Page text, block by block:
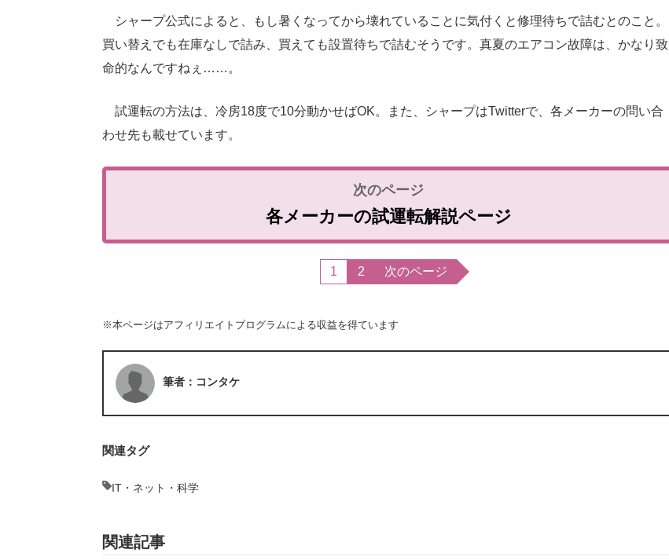
シャープ公式によると、もし暑くなってから壊れていることに気付くと修理待ちで詰むとのこと。
買い替えでも在庫なしで詰み、買えても設置待ちで詰むそうです。真夏のエアコン故障は、かなり致
命的なんですねぇ……。
試運転の方法は、冷房18度で10分動かせばOK。また、シャープはTwitterで、各メーカーの問い合
わせ先も載せています。
各メーカーの試運転解説ページ
1 2 次のページ
※本ページはアフィリエイトプログラムによる収益を得ています
筆者：コンタケ
関連タグ
IT・ネット・科学
関連記事